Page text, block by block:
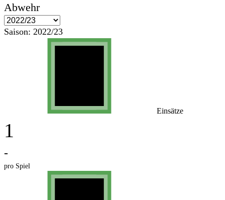
Abwehr
Saison: 2022/23
Einsätze
1
-
pro Spiel